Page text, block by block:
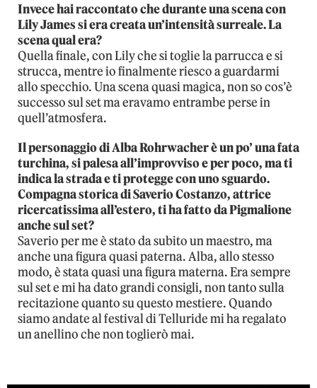
Invece hai raccontato che durante una scena con
Lily James si era creata un’intensità surreale. La
scena qual era?
Quella finale, con Lily che si toglie la parrucca e si
strucca, mentre io finalmente riesco a guardarmi
allo specchio. Una scena quasi magica, non so cos’è
successo sul set ma eravamo entrambe perse in
quell’atmosfera.
Il personaggio di Alba Rohrwacher è un po’ una fata
turchina, si palesa all’improvviso e per poco, ma ti
indica la strada e ti protegge con uno sguardo.
Compagna storica di Saverio Costanzo, attrice
ricercatissima all’estero, ti ha fatto da Pigmalione
anche sul set?
Saverio per me è stato da subito un maestro, ma
anche una figura quasi paterna. Alba, allo stesso
modo, è stata quasi una figura materna. Era sempre
sul set e mi ha dato grandi consigli, non tanto sulla
recitazione quanto su questo mestiere. Quando
siamo andate al festival di Telluride mi ha regalato
un anellino che non toglierò mai.